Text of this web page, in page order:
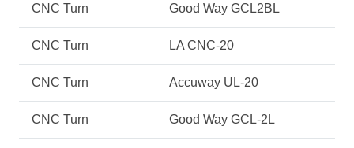
CNC Turn Good Way GCL2BL
CNC Turn LA CNC-20
CNC Turn Accuway UL-20
CNC Turn Good Way GCL-2L